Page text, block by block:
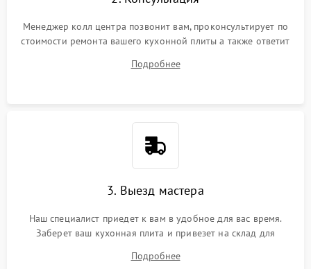
Менеджер колл центра позвонит вам, проконсультирует по
стоимости ремонта вашего кухонной плиты а также ответит
Подробнее
3. Выезд мастера
Наш специалист приедет к вам в удобное для вас время.
Заберет ваш кухонная плита и привезет на склад для
Подробнее